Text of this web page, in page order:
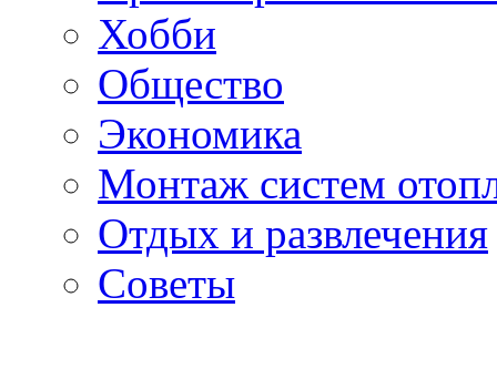
Хобби
Общество
Экономика
Монтаж систем
Отдых и развлечения
Советы